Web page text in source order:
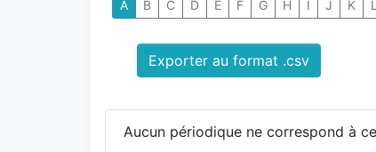
A B C D E F G H I J K L
Exporter au format .csv
Aucun périodique ne correspond à